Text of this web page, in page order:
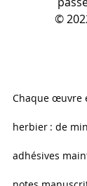
©
Chaque œuvre
herbier : de
adhésives